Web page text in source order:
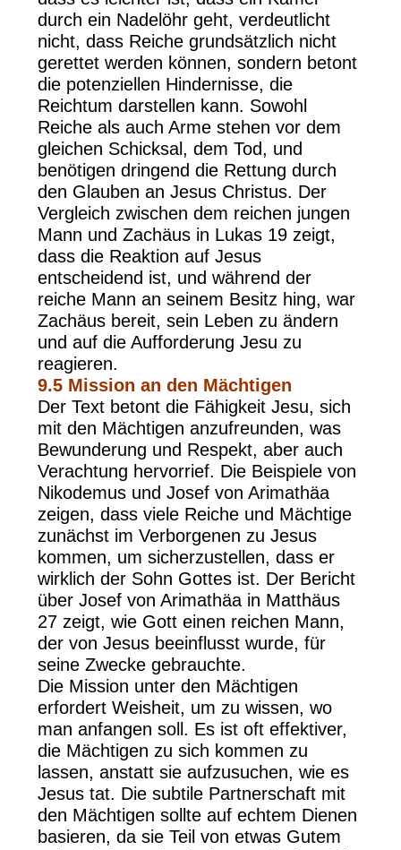
durch ein Nadelöhr geht, verdeutlicht
nicht, dass Reiche grundsätzlich nicht
gerettet werden können, sondern betont
die potenziellen Hindernisse, die
Reichtum darstellen kann. Sowohl
Reiche als auch Arme stehen vor dem
gleichen Schicksal, dem Tod, und
benötigen dringend die Rettung durch
den Glauben an Jesus Christus. Der
Vergleich zwischen dem reichen jungen
Mann und Zachäus in Lukas 19 zeigt,
dass die Reaktion auf Jesus
entscheidend ist, und während der
reiche Mann an seinem Besitz hing, war
Zachäus bereit, sein Leben zu ändern
und auf die Aufforderung Jesu zu
reagieren.
9.5 Mission an den Mächtigen
Der Text betont die Fähigkeit Jesu, sich
mit den Mächtigen anzufreunden, was
Bewunderung und Respekt, aber auch
Verachtung hervorrief. Die Beispiele von
Nikodemus und Josef von Arimathäa
zeigen, dass viele Reiche und Mächtige
zunächst im Verborgenen zu Jesus
kommen, um sicherzustellen, dass er
wirklich der Sohn Gottes ist. Der Bericht
über Josef von Arimathäa in Matthäus
27 zeigt, wie Gott einen reichen Mann,
der von Jesus beeinflusst wurde, für
seine Zwecke gebrauchte.
Die Mission unter den Mächtigen
erfordert Weisheit, um zu wissen, wo
man anfangen soll. Es ist oft effektiver,
die Mächtigen zu sich kommen zu
lassen, anstatt sie aufzusuchen, wie es
Jesus tat. Die subtile Partnerschaft mit
den Mächtigen sollte auf echtem Dienen
basieren, da sie Teil von etwas Gutem